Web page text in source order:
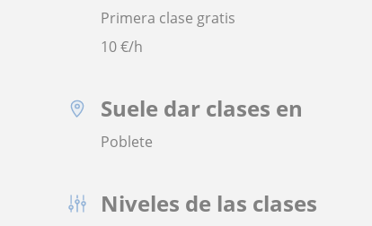
Primera clase gratis
10€/h
Suele dar clases en
Poblete
Niveles de las clases